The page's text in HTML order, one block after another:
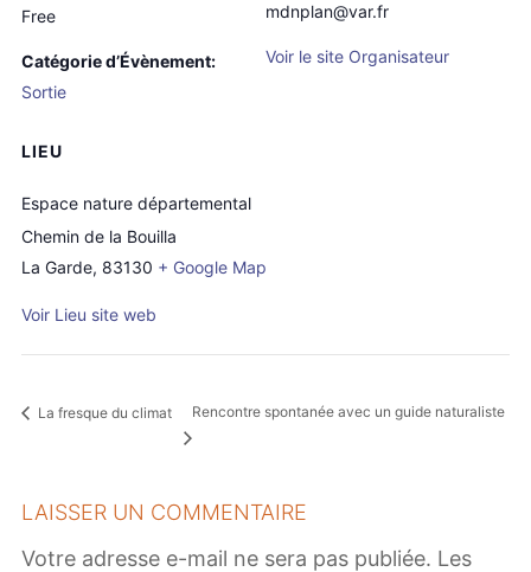
Free
Catégorie d’Évènement:
Sortie
LIEU
Espace nature départemental
Chemin de la Bouilla
La Garde, 83130 + Google Map
Voir Lieu site web
mdnplan@var.fr
Voir le site Organisateur
La fresque du climat Rencontre spontanée avec un guide naturaliste
LAISSER UN COMMENTAIRE
Votre adresse e-mail ne sera pas publiée. Les